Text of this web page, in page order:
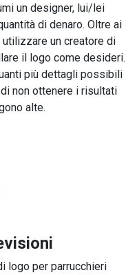
un designer, lui/lei
di denaro. Oltre ai
un creatore di
il logo come desideri.
più dettagli possibili
non ottenere i risultati
alte.
logo per parrucchieri